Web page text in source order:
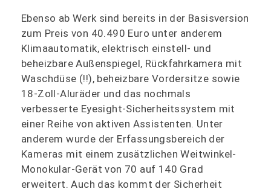
Ebenso ab Werk sind bereits in der Basisversion
zum Preis von 40.490 Euro unter anderem
Klimaautomatik, elektrisch einstell- und
beheizbare Außenspiegel, Rückfahrkamera mit
Waschdüse (!!), beheizbare Vordersitze sowie
18-Zoll-Aluräder und das nochmals
verbesserte Eyesight-Sicherheitssystem mit
einer Reihe von aktiven Assistenten. Unter
anderem wurde der Erfassungsbereich der
Kameras mit einem zusätzlichen Weitwinkel-
Monokular-Gerät von 70 auf 140 Grad
erweitert. Auch das kommt der Sicherheit